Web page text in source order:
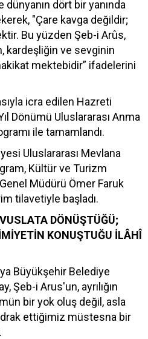
dört bir yanında
"Çare kavga değildir;
Bu yüzden Şeb-i Arûs,
kardeşliğin ve sevginin
mektebidir” ifadelerini
icra edilen Hazreti
Dönümü Uluslararası Anma
ile tamamlandı.
Uluslararası Mevlana
Kültür ve Turizm
Müdürü Ömer Faruk
tilavetiyle başladı.
DÖNÜŞTÜĞÜ;
KONUŞTUĞU İLÂHÎ
Büyükşehir Belediye
Şeb-i Arus'un, ayrılığın
bir yok oluş değil, asla
ettiğimiz müstesna bir